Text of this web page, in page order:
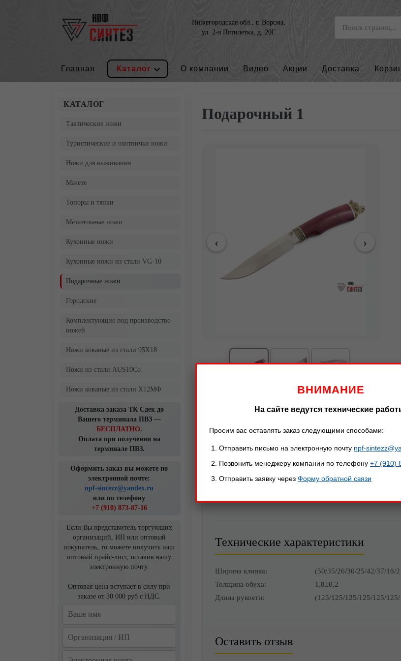
Нижегородская обл., г. Ворсма,
ул. 2-я Пятилетка, д. 20Г
Главная Каталог О компании Видео Акции Доставка
КАТАЛОГ
Тактические ножи
Туристические и охотничьи ножи
Ножи для выживания
Мачете
Топоры и тяпки
Метательные ножи
Кухонные ножи
Кухонные ножи из стали VG-10
Подарочные ножи
Городские
Комплектующие под производство
ножей
Ножи кованые из стали 95Х18
Ножи из стали AUS10Co
Ножи кованые из стали Х12МФ
Доставка заказа ТК Сдек до
Вашего терминала ПВЗ —
БЕСПЛАТНО.
Оплата при получении на
терминале ПВЗ.
Оформить заказ вы можете по
электронной почте:
npf-sintezz@yandex.ru
или по телефону
+7 (910) 873-87-16
Если Вы представитель торгующих
организаций, ИП или оптовый
покупатель, то можете получить наш
оптовый прайс-лист, оставив вашу
электронную почту.
Оптовая цена вступает в силу при
заказе от 30 000 руб с НДС.
Подарочный 1
Описание
Описание товара
Технические характеристики
Ширина клинка:
(50/35/26/30/25/42/37/18/
Толщина обуха:
1,8±0,2
Длина рукояти:
(125/125/125/125/125/
Оставить отзыв
ВНИМАНИЕ
На сайте ведутся технические
Просим вас оставлять заказ следующими способами:
Отправить письмо на электронную почту npf-
Позвонить менеджеру компании по телефону +7 (910)
Отправить заявку через Форму обратной связи